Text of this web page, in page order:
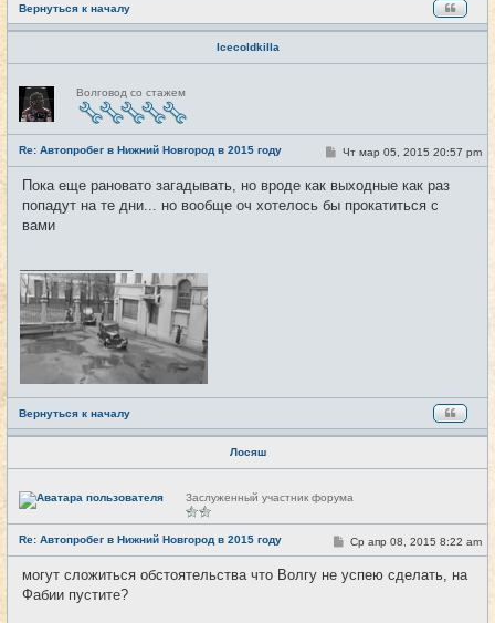
Вернуться к началу
Icecoldkilla
Н
е
в
с
е
т
и
Волговод со стажем
Re: Автопробег в Нижний Новгород в 2015 году #99
С
о
б
щ
Чт мар 05, 2015 20:57 pm
Пока еще рановато загадывать, но вроде как выходные как раз
попадут на те дни... но вообще оч хотелось бы прокатиться с
вами
Вернуться к началу
Лосяш
Н
е
е
т
и
Заслуженный участник форума
Re: Автопробег в Нижний Новгород в 2015 году #100
С
о
б
Ср апр 08, 2015 8:22 am
могут сложиться обстоятельства что Волгу не успею сделать, на
Фабии пустите?